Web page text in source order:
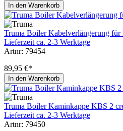
In den Warenkorb
Truma Boiler Kabelverlängerung für
Lieferzeit ca. 2-3 Werktage
Artnr: 79454
89,95 €*
In den Warenkorb
Truma Boiler Kaminkappe KBS 2
Lieferzeit ca. 2-3 Werktage
Artnr: 79450